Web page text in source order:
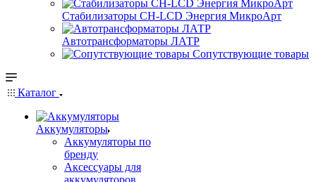
Стабилизаторы СН-LCD Энepгия МикроАрт
Автотрансформаторы ЛАТР
Сопутствующие товары
Каталог
Аккумуляторы
Аккумуляторы по
бренду
Аксессуары для
аккумуляторов